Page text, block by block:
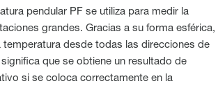
pendular PF se utiliza para medir la
grandes. Gracias a su forma esférica,
temperatura desde todas las direcciones de
que se obtiene un resultado de
si se coloca correctamente en la